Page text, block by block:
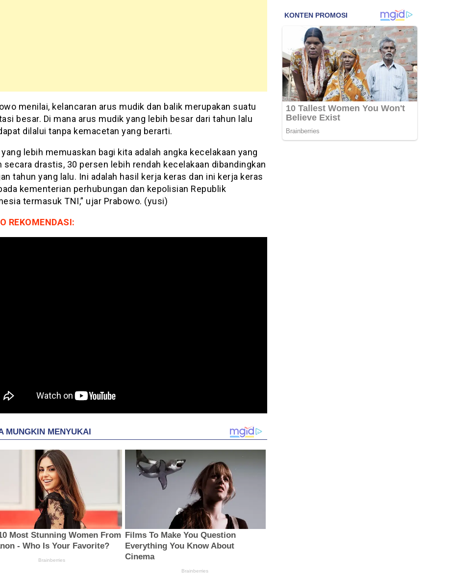
menilai, kelancaran arus mudik dan balik merupakan suatu
besar. Di mana arus mudik yang lebih besar dari tahun lalu
dilalui tanpa kemacetan yang berarti.
yang lebih memuaskan bagi kita adalah angka kecelakaan yang
secara drastis, 30 persen lebih rendah kecelakaan dibandingkan
tahun yang lalu. Ini adalah hasil kerja keras dan ini kerja keras
kementerian perhubungan dan kepolisian Republik
termasuk TNI,” ujar Prabowo. (yusi)
REKOMENDASI: